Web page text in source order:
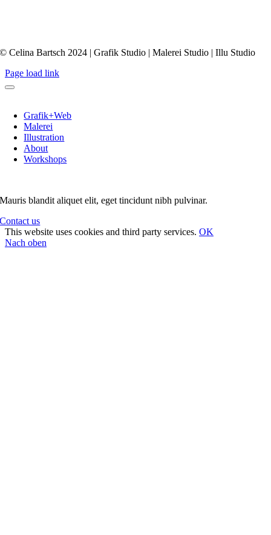
© Celina Bartsch 2024 | Grafik Studio | Malerei Studio | Illu Studio
Page load link
Grafik+Web
Malerei
Illustration
About
Workshops
Mauris blandit aliquet elit, eget tincidunt nibh pulvinar.
Contact us
This website uses cookies and third party services. OK
Nach oben